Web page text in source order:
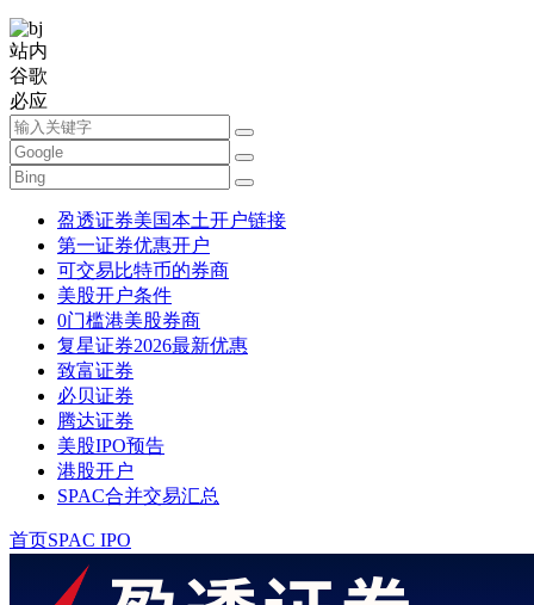
站内
谷歌
必应
盈透证券美国本土开户链接
第一证券优惠开户
可交易比特币的券商
美股开户条件
0门槛港美股券商
复星证券2026最新优惠
致富证券
必贝证券
腾达证券
美股IPO预告
港股开户
SPAC合并交易汇总
首页SPAC IPO